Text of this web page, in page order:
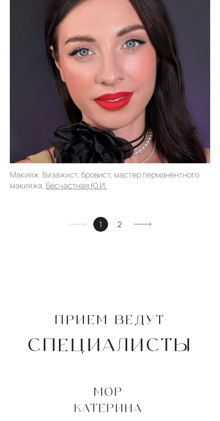
Макияж. Визажист, бровист, мастер перманентного
макияжа, Бесчастная Ю.И.
1 2
ПРИЕМ ВЕДУТ
СПЕЦИАЛИСТЫ
МОР
КАТЕРИНА